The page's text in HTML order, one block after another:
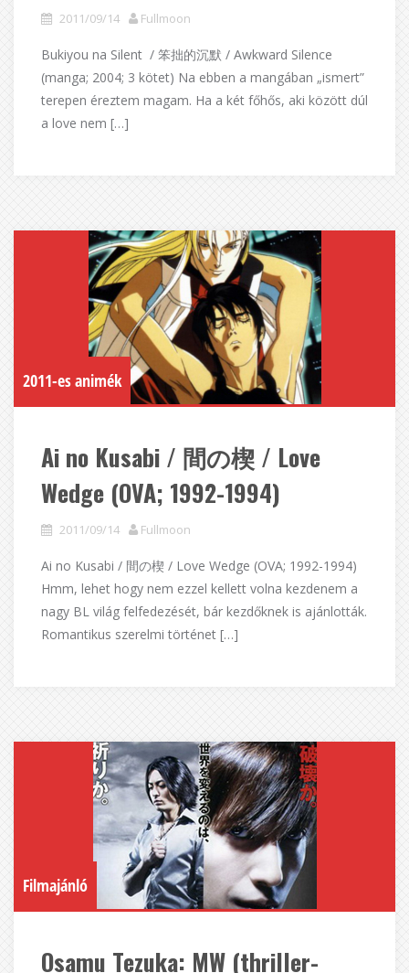
2011/09/14 Fullmoon
Bukiyou na Silent / 笨拙的沉默 / Awkward Silence
(manga; 2004; 3 kötet) Na ebben a mangában „ismert”
terepen éreztem magam. Ha a két főhős, aki között dúl
a love nem […]
2011-es animék
Ai no Kusabi / 間の楔 / Love
Wedge (OVA; 1992-1994)
2011/09/14 Fullmoon
Ai no Kusabi / 間の楔 / Love Wedge (OVA; 1992-1994)
Hmm, lehet hogy nem ezzel kellett volna kezdenem a
nagy BL világ felfedezését, bár kezdőknek is ajánlották.
Romantikus szerelmi történet […]
Filmajánló
Osamu Tezuka: MW (thriller-